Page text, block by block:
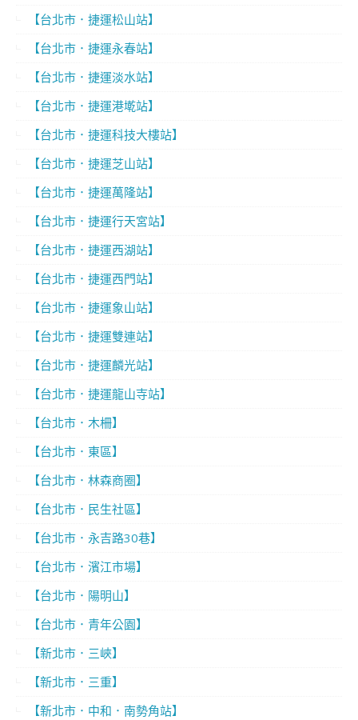
【台北市．捷運松山站】
【台北市．捷運永春站】
【台北市．捷運淡水站】
【台北市．捷運港墘站】
【台北市．捷運科技大樓站】
【台北市．捷運芝山站】
【台北市．捷運萬隆站】
【台北市．捷運行天宮站】
【台北市．捷運西湖站】
【台北市．捷運西門站】
【台北市．捷運象山站】
【台北市．捷運雙連站】
【台北市．捷運麟光站】
【台北市．捷運龍山寺站】
【台北市．木柵】
【台北市．東區】
【台北市．林森商圈】
【台北市．民生社區】
【台北市．永吉路30巷】
【台北市．濱江市場】
【台北市．陽明山】
【台北市．青年公園】
【新北市．三峽】
【新北市．三重】
【新北市．中和．南勢角站】